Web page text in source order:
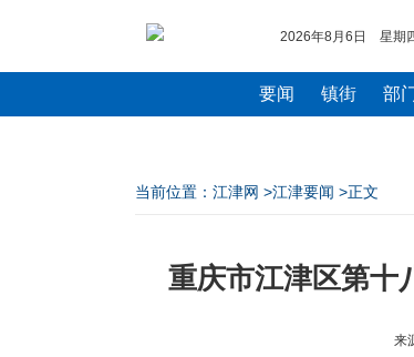
2026年8月6日 星期
要闻 镇街 部
当前位置： 江津网 >江津要闻 >正文
重庆市江津区第十
来